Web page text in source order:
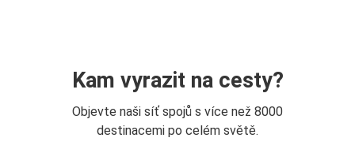
Kam vyrazit na cesty?
Objevte naši síť spojů s více než 8000
destinacemi po celém světě.